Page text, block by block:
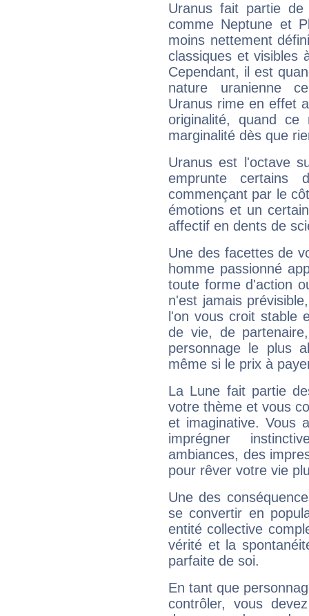
Uranus fait partie
comme Neptune et
moins nettement
classiques et visibles
Cependant, il est
nature uranienne
Uranus rime en effet
originalité, quand ce
marginalité dès que
Uranus est l'octave
emprunte
commençant par le
émotions et un
affectif en dents de
Une des facettes de
homme passionné
toute forme d'action
n'est jamais
l'on vous croit stable
de vie, de
personnage le plus
même si le prix à
La Lune fait partie
votre thème et vous
et imaginative. Vous
imprégner
ambiances, des
pour rêver votre vie
Une des
se convertir en
entité collective
vérité et la
parfaite de soi.
En tant que
contrôler, vous